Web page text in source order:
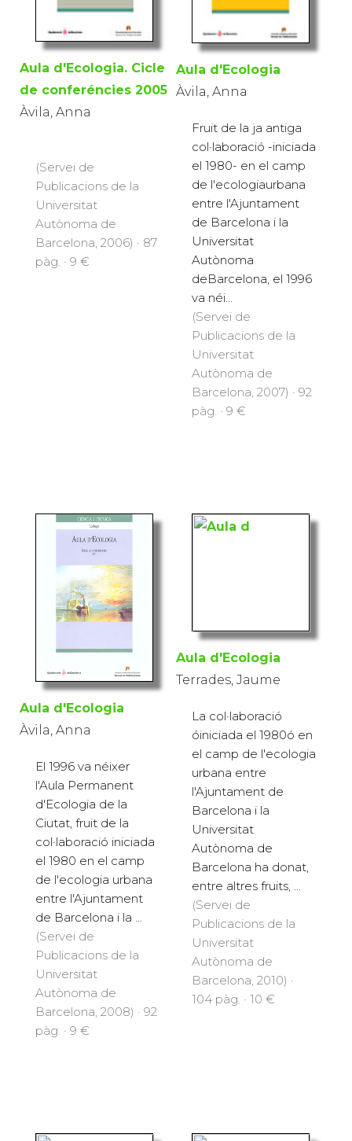
Aula d'Ecologia. Cicle
de conferéncies 2005
Àvila, Anna
(Servei de
Publicacions de la
Universitat
Autònoma de
Barcelona, 2006) · 87
pàg. · 9 €
Aula d'Ecologia
Àvila, Anna
Fruit de la ja antiga
col·laboració -iniciada
el 1980- en el camp
de l'ecologiaurbana
entre l'Ajuntament
de Barcelona i la
Universitat
Autònoma
deBarcelona, el 1996
va néi...
(Servei de
Publicacions de la
Universitat
Autònoma de
Barcelona, 2007) · 92
pàg. · 9 €
Aula d'Ecologia
Àvila, Anna
El 1996 va néixer
l'Aula Permanent
d'Ecologia de la
Ciutat, fruit de la
col·laboració iniciada
el 1980 en el camp
de l'ecologia urbana
entre l'Ajuntament
de Barcelona i la ...
(Servei de
Publicacions de la
Universitat
Autònoma de
Barcelona, 2008) · 92
pàg. · 9 €
Aula d'Ecologia
Terrades, Jaume
La col·laboració
óiniciada el 1980ó en
el camp de l'ecologia
urbana entre
l'Ajuntament de
Barcelona i la
Universitat
Autònoma de
Barcelona ha donat,
entre altres fruits, ...
(Servei de
Publicacions de la
Universitat
Autònoma de
Barcelona, 2010) ·
104 pàg. · 10 €